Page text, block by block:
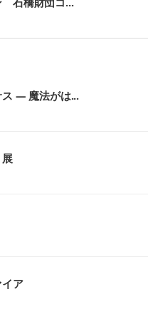
ス — 魔法がは...
展
ア